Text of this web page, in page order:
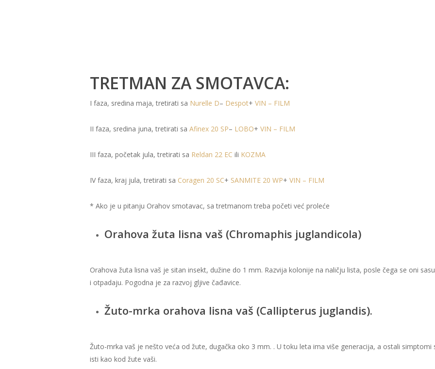
TRETMAN ZA SMOTAVCA:
I faza, sredina maja, tretirati sa Nurelle D– Despot+ VIN – FILM
II faza, sredina juna, tretirati sa Afinex 20 SP– LOBO+ VIN – FILM
III faza, početak jula, tretirati sa Reldan 22 EC ili KOZMA
IV faza, kraj jula, tretirati sa Coragen 20 SC+ SANMITE 20 WP+ VIN – FILM
* Ako je u pitanju Orahov smotavac, sa tretmanom treba početi već proleće
Orahova žuta lisna vaš (Chromaphis juglandicola)
Orahova žuta lisna vaš je sitan insekt, dužine do 1 mm. Razvija kolonije na naličju lista, posle čega se oni
i otpadaju. Pogodna je za razvoj gljive čađavice.
Žuto-mrka orahova lisna vaš (Callipterus juglandis).
Žuto-mrka vaš je nešto veća od žute, dugačka oko 3 mm. . U toku leta ima više generacija, a ostali simptomi
isti kao kod žute vaši.